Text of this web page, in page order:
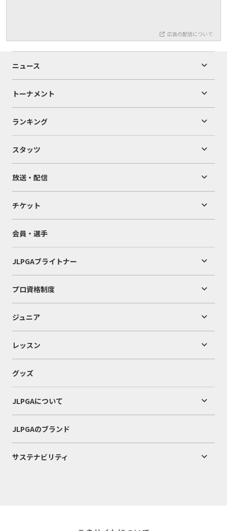
広告の配信について
ニュース
トーナメント
ランキング
スタッツ
放送・配信
チケット
会員・選手
JLPGAブライトナー
プロ資格制度
ジュニア
レッスン
グッズ
JLPGAについて
JLPGAのブランド
サステナビリティ